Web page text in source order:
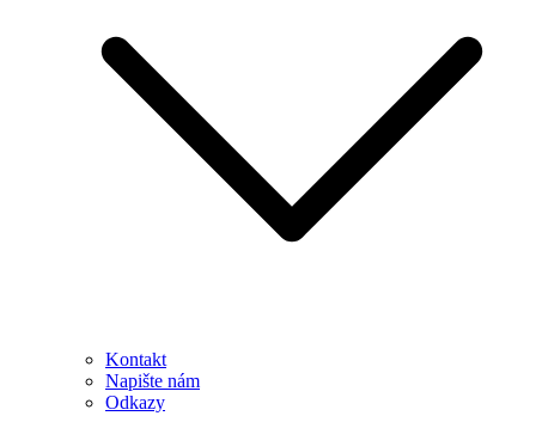
Kontakt
Napište nám
Odkazy